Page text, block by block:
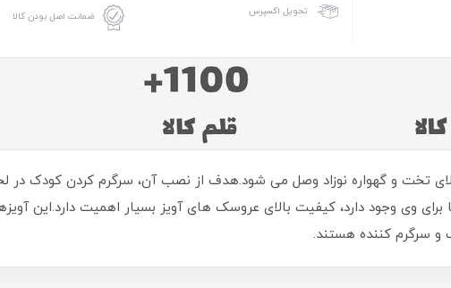
تحویل اکسپرس ضمانت اصل بودن کالا
تخت و گهواره نوزاد وصل می شود.هدف از نصب آن، سرگرم کردن کودک در
وی وجود دارد، کیفیت بالای عروسک های آویز بسیار اهمیت دارد.این
و سرگرم کننده هستند.